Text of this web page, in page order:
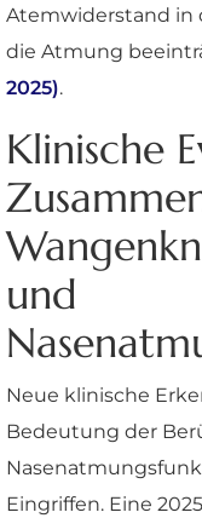
Atemwiderstand in
die Atmung
2025).
Klinische
und
Neue klinische
Bedeutung der
Eingriffen. Eine